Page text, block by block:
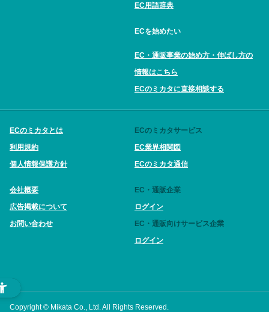
EC用語辞典
ECを始めたい
EC・通販事業の始め方・伸ばし方の
情報はこちら
ECのミカタに直接相談する
ECのミカタとは
利用規約
個人情報保護方針
会社概要
広告掲載について
お問い合わせ
ECのミカタサービス
EC業界相関図
ECのミカタ通信
EC・通販企業
ログイン
EC・通販向けサービス企業
ログイン
Copyright © Mikata Co., Ltd. All Rights Reserved.